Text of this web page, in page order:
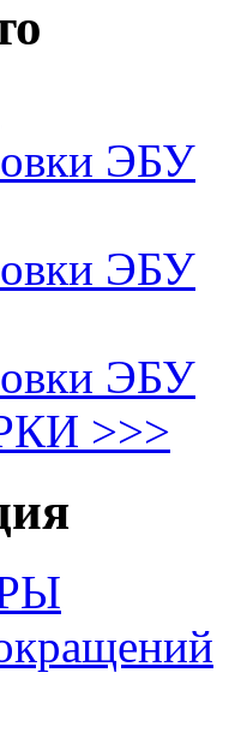
ЭБУ
ЭБУ
ЭБУ
>>>